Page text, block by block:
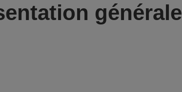
générale